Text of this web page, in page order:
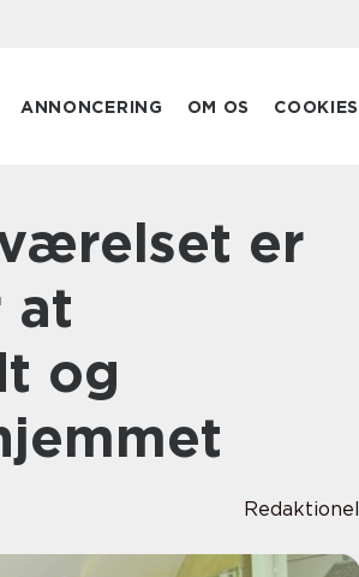
ANNONCERING OM OS COOKIES
at
og
Redaktionel